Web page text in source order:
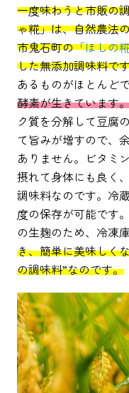
一度味わうと市販の
ゃ糀」は、自然農法
市鬼石町の「ほしの
した無添加調味料で
あるものがほとんどで
酵素が生きています
ク質を分解して豆腐
て旨みが増すので、
ありません。ビタミ
摂れて身体にも良く
調味料なのです。冷
度の保存が可能です
の生麹のため、冷凍
き、簡単に美味しく
の調味料”なのです。